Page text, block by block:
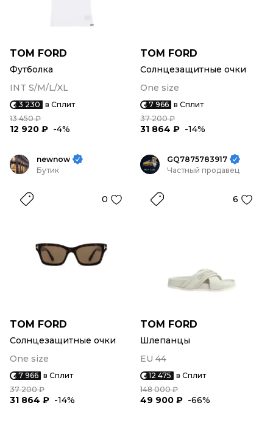
TOM FORD
Футболка
INT S/M/L/XL
3 230 в Сплит
13 450 ₽
12 920 ₽ -4%
TOM FORD
Солнцезащитные очки
One size
7 966 в Сплит
37 200 ₽
31 864 ₽ -14%
newnow
Бутик
0
TOM FORD
Солнцезащитные очки
One size
7 966 в Сплит
37 200 ₽
31 864 ₽ -14%
GQ7875783917
Частный продавец
6
TOM FORD
Шлепанцы
EU 44
12 475 в Сплит
148 000 ₽
49 900 ₽ -66%